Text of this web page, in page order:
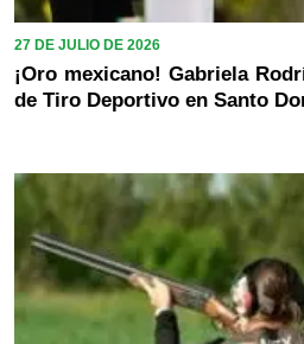
27 DE JULIO DE 2026
¡Oro mexicano! Gabriela
de Tiro Deportivo en Santo